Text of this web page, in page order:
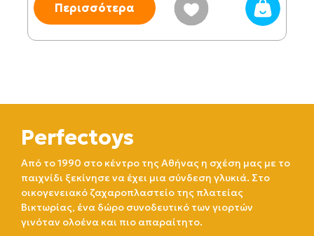
Περισσότερα
Perfectoys
Από το 1990 στο κέντρο της Αθήνας η σχέση μας με το
παιχνίδι ξεκίνησε να έχει μια σύνδεση γλυκιά. Στο
οικογενειακό ζαχαροπλαστείο της πλατείας
Βικτωρίας, ένα δώρο συνοδευτικό των γιορτών
γινόταν ολοένα και πιο απαραίτητο.